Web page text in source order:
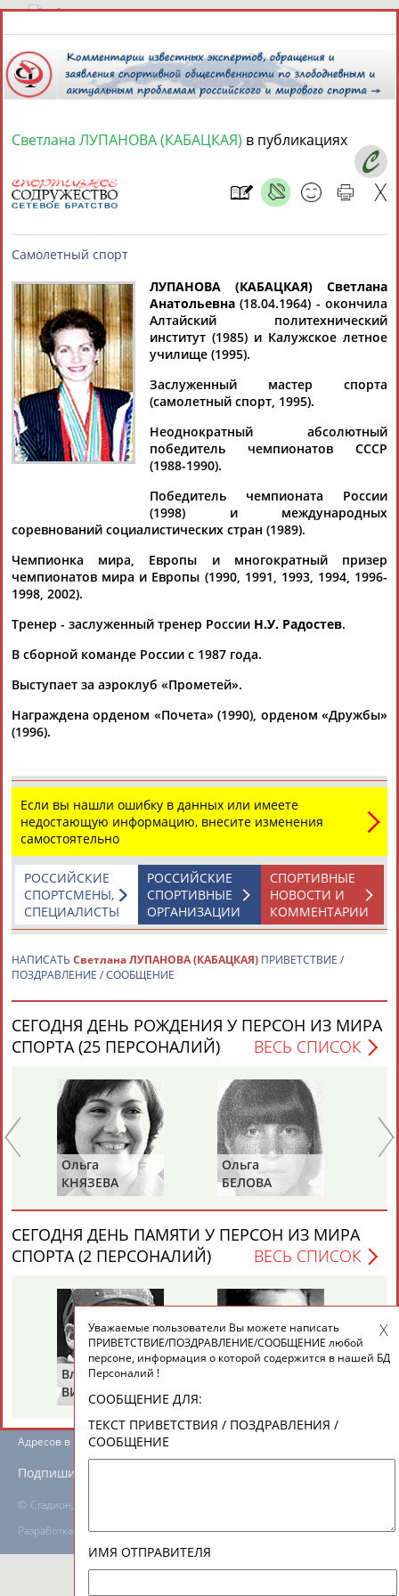
9 августа 2026 года,02:46
Найдено: 13181 Расширенный поиск
Аслаудин
АБАЕВ
Елена
АБАИМОВА
Мария
АБАКУМОВА
Юлия
АБАЛАКИНА
Дмитрий
АБАРЕНОВ
Тамилла
АБАСОВА
Рамазан
Ростом
БУЛАТОВА
Татьяна
АББЯСОВА
Акжана
АБДИКАРИМОВА
Артур
АБДРАХМАНОВ
Каримжан
АБДРАХМАНОВ
Аделя
АБДРАХМАНОВААБДУВАЛИЕВ
АБДУЛАЕВ
Рамазан
АБДУЛАЕВ
Тагир
АБДУЛАЕВ
Камиль
АБДУЛАЗИЗОВ
Загалав
Камалудин
Абдула
Магомед
Назир
24 персон из 13181
ЕЩЁ ПЕРСОНЫ
ТАБЛО АКТИВНОСТИ
ЦЕЛИ ПРОЕКТА
Вопросы сотрудничества и совместной деятельности
© Стадион, 1998-2026
Разработка и поддержка ООО НАИТ «Стадион»
Адресов в новостной рассылке: 996
Подпишись
Светлана ЛУПАНОВА (КАБАЦКАЯ) в публикациях
Самолетный спорт
ЛУПАНОВА (КАБАЦКАЯ) Светлана
Анатольевна (18.04.1964) - окончила
Алтайский политехнический
институт (1985) и Калужское летное
училище (1995).
Заслуженный мастер спорта
(самолетный спорт, 1995).
Неоднократный абсолютный
победитель чемпионатов СССР
(1988-1990).
Победитель чемпионата России
(1998) и международных
соревнований социалистических стран (1989).
Чемпионка мира, Европы и многократный призер
чемпионатов мира и Европы (1990, 1991, 1993, 1994, 1996-
1998, 2002).
Тренер - заслуженный тренер России Н.У. Радостев.
В сборной команде России с 1987 года.
Выступает за аэроклуб «Прометей».
Награждена орденом «Почета» (1990), орденом «Дружбы»
(1996).
Если вы нашли ошибку в данных или имеете
недостающую информацию, внесите изменения
самостоятельно
СПОРТИВНЫЕ
НОВОСТИ И
КОММЕНТАРИИ
РОССИЙСКИЕ
СПОРТИВНЫЕ
ОРГАНИЗАЦИИ
РОССИЙСКИЕ
СПОРТСМЕНЫ,
СПЕЦИАЛИСТЫ
НАПИСАТЬ Светлана ЛУПАНОВА (КАБАЦКАЯ) ПРИВЕТСТВИЕ /
ПОЗДРАВЛЕНИЕ / СООБЩЕНИЕ
СЕГОДНЯ ДЕНЬ РОЖДЕНИЯ У ПЕРСОН ИЗ МИРА
СПОРТА (25 ПЕРСОНАЛИЙ)
ВЕСЬ СПИСОК
Ольга
КНЯЗЕВА
Ольга
БЕЛОВА
СЕГОДНЯ ДЕНЬ ПАМЯТИ У ПЕРСОН ИЗ МИРА
СПОРТА (2 ПЕРСОНАЛИЙ)
ВЕСЬ СПИСОК
Владимир
ВИКУЛОВ
Уважаемые пользователи Вы можете написать
ПРИВЕТСТВИЕ/ПОЗДРАВЛЕНИЕ/СООБЩЕНИЕ любой
персоне, информация о которой содержится в нашей БД
Персоналий !
СООБЩЕНИЕ ДЛЯ:
ТЕКСТ ПРИВЕТСТВИЯ / ПОЗДРАВЛЕНИЯ /
СООБЩЕНИЕ
ИМЯ ОТПРАВИТЕЛЯ